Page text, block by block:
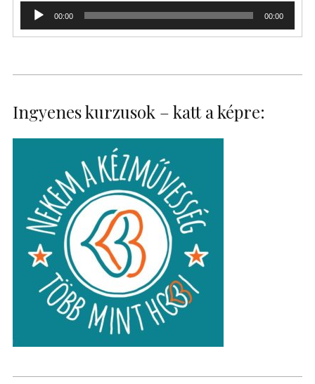
Audió
lejátszó00:00 00:00
Ingyenes kurzusok – katt a képre: